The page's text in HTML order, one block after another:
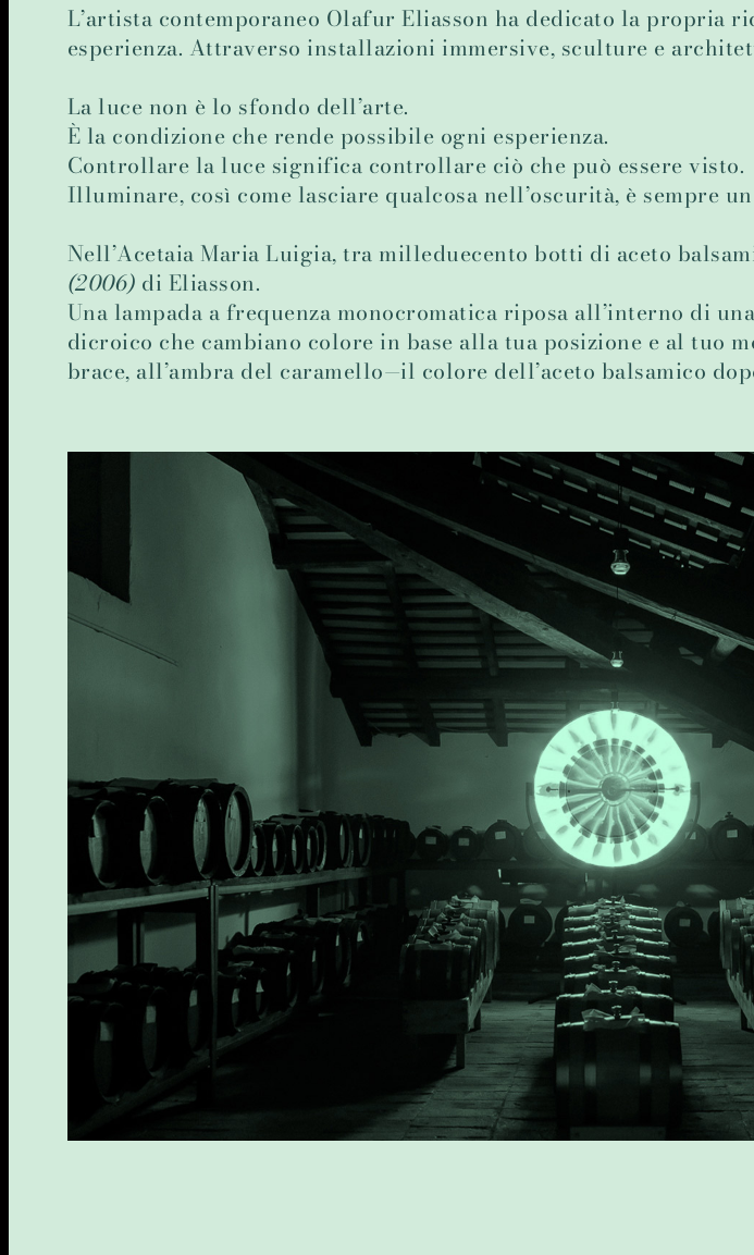
L’artista contemporaneo Olafur Eliasson ha dedicato la propria
esperienza. Attraverso installazioni immersive, sculture e
La luce non è lo sfondo dell’arte.
È la condizione che rende possibile ogni esperienza.
Controllare la luce significa controllare ciò che può essere visto.
Illuminare, così come lasciare qualcosa nell’oscurità, è sempre
Nell’Acetaia Maria Luigia, tra milleduecento botti di aceto
(2006) di Eliasson.
Una lampada a frequenza monocromatica riposa all’interno di
dicroico che cambiano colore in base alla tua posizione e al tuo
brace, all’ambra del caramello—il colore dell’aceto balsamico